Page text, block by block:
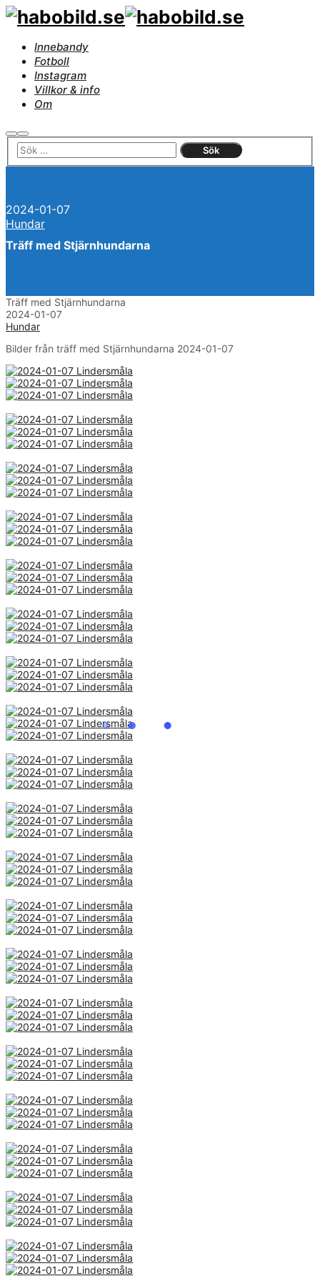
Innebandy
Fotboll
Instagram
Villkor & info
Om
SökHuvudmeny
2024-01-07
Hundar
Träff med Stjärnhundarna
Träff med Stjärnhundarna
2024-01-07
Hundar
Bilder från träff med Stjärnhundarna 2024-01-07